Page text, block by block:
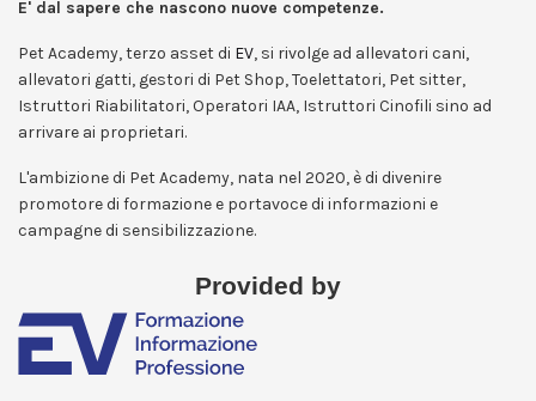
E' dal sapere che nascono nuove competenze.
Pet Academy, terzo asset di EV, si rivolge ad allevatori cani,
allevatori gatti, gestori di Pet Shop, Toelettatori, Pet sitter,
Istruttori Riabilitatori, Operatori IAA, Istruttori Cinofili sino ad
arrivare ai proprietari.
L'ambizione di Pet Academy, nata nel 2020, è di divenire
promotore di formazione e portavoce di informazioni e
campagne di sensibilizzazione.
Provided by